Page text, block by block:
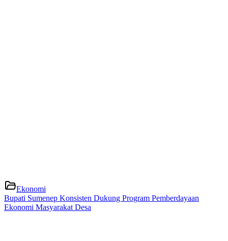
Ekonomi
Bupati Sumenep Konsisten Dukung Program Pemberdayaan
Ekonomi Masyarakat Desa